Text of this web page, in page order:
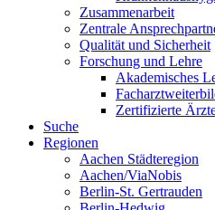
Zusammenarbeit
Zentrale
Qualität und Sicherheit
Forschung und Lehre
Akademisches
Zertifizierte
Suche
Regionen
Aachen Städteregion
Aachen/ViaNobis
Berlin-St. Gertrauden